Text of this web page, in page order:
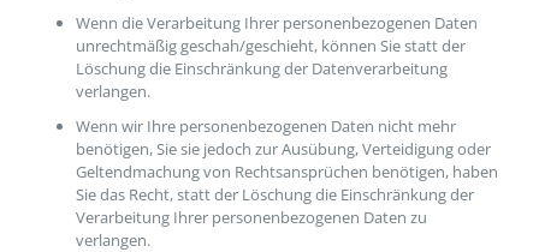
Wenn die Verarbeitung Ihrer personenbezogenen Daten
unrechtmäßig geschah/geschieht, können Sie statt der
Löschung die Einschränkung der Datenverarbeitung
verlangen.
Wenn wir Ihre personenbezogenen Daten nicht mehr
benötigen, Sie sie jedoch zur Ausübung, Verteidigung oder
Geltendmachung von Rechtsansprüchen benötigen, haben
Sie das Recht, statt der Löschung die Einschränkung der
Verarbeitung Ihrer personenbezogenen Daten zu
verlangen.